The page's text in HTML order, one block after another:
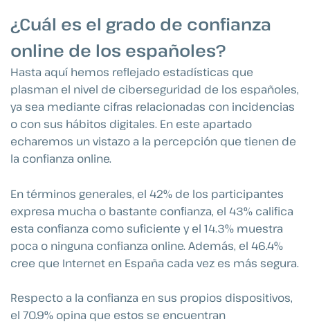
¿Cuál es el grado de confianza
online de los españoles?
Hasta aquí hemos reflejado estadísticas que
plasman el nivel de ciberseguridad de los españoles,
ya sea mediante cifras relacionadas con incidencias
o con sus hábitos digitales. En este apartado
echaremos un vistazo a la percepción que tienen de
la confianza online.
En términos generales, el 42% de los participantes
expresa mucha o bastante confianza, el 43% califica
esta confianza como suficiente y el 14.3% muestra
poca o ninguna confianza online. Además, el 46.4%
cree que Internet en España cada vez es más segura.
Respecto a la confianza en sus propios dispositivos,
el 70.9% opina que estos se encuentran